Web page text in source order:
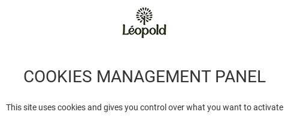
COOKIES MANAGEMENT PANEL
This site uses cookies and gives you control over what you want to activate
dans la Province de